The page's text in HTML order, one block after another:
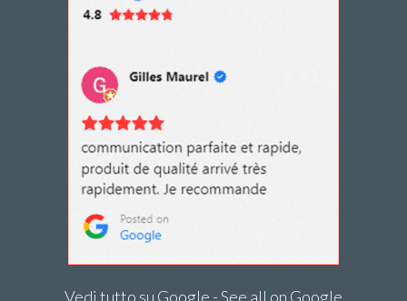
Vedi tutto su Google - See all on Google